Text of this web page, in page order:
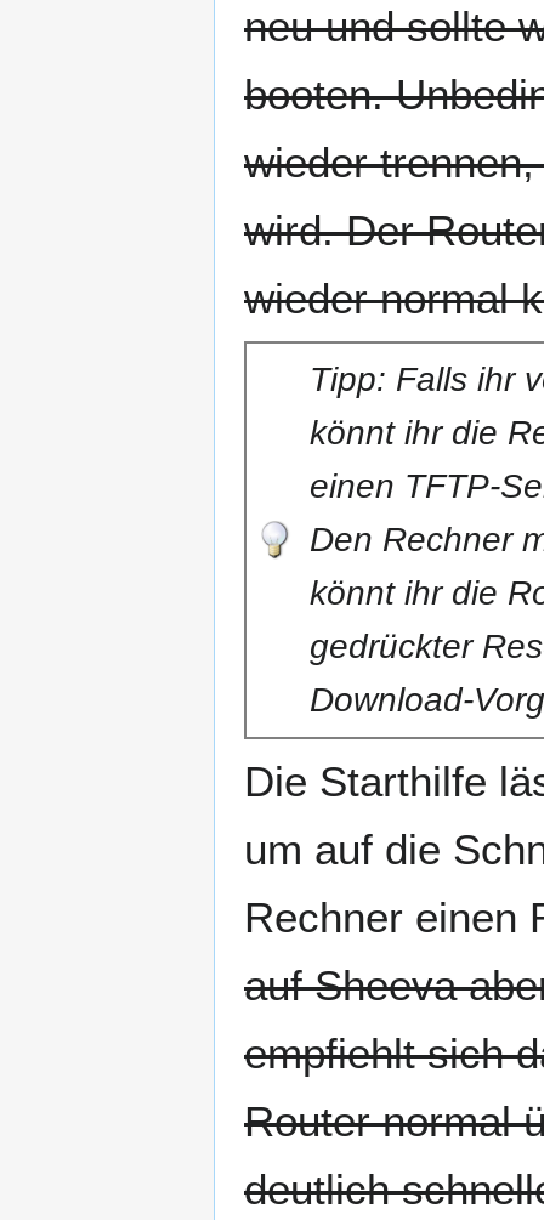
neu und sollte
booten.
wieder
wird. Der
wieder normal
Tipp: Falls ihr
könnt ihr die
einen TFTP-
Den Rechner
könnt ihr die
gedrückter
Download-
Die Starthilfe
um auf die
Rechner einen
auf Sheeva
empfiehlt sich
Router normal
deutlich